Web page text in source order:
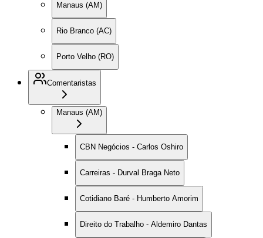
Manaus (AM)
Rio Branco (AC)
Porto Velho (RO)
Comentaristas
Manaus (AM)
CBN Negócios - Carlos Oshiro
Carreiras - Durval Braga Neto
Cotidiano Baré - Humberto Amorim
Direito do Trabalho - Aldemiro Dantas